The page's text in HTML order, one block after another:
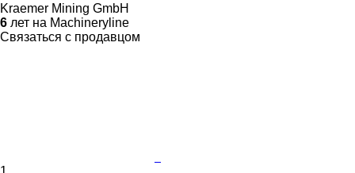
Kraemer Mining GmbH
6 лет на Machineryline
Связаться с продавцом